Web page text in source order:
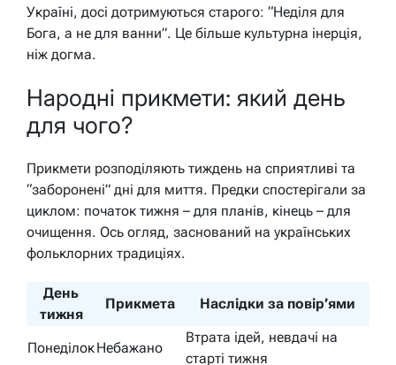
Україні, досі дотримуються старого: “Неділя для
Бога, а не для ванни”. Це більше культурна інерція,
ніж догма.
Народні прикмети: який день
для чого?
Прикмети розподіляють тиждень на сприятливі та
“заборонені” дні для миття. Предки спостерігали за
циклом: початок тижня – для планів, кінець – для
очищення. Ось огляд, заснований на українських
фольклорних традиціях.
День
тижня
Прикмета Наслідки за повір’ями
ПонеділокНебажано
Втрата ідей, невдачі на
старті тижня